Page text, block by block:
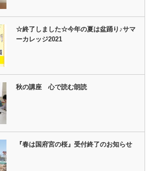
☆終了しました☆今年の夏は盆踊り♪サマ
ーカレッジ2021
秋の講座 心で読む朗読
『春は国府宮の桜』受付終了のお知らせ